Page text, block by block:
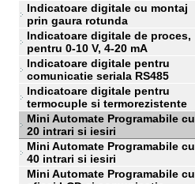
Indicatoare digitale cu montaj
prin gaura rotunda
Indicatoare digitale de proces,
pentru 0-10 V, 4-20 mA
Indicatoare digitale pentru
comunicatie seriala RS485
Indicatoare digitale pentru
termocuple si termorezistente
Mini Automate Programabile cu
20 intrari si iesiri
Mini Automate Programabile cu
40 intrari si iesiri
Mini Automate Programabile cu